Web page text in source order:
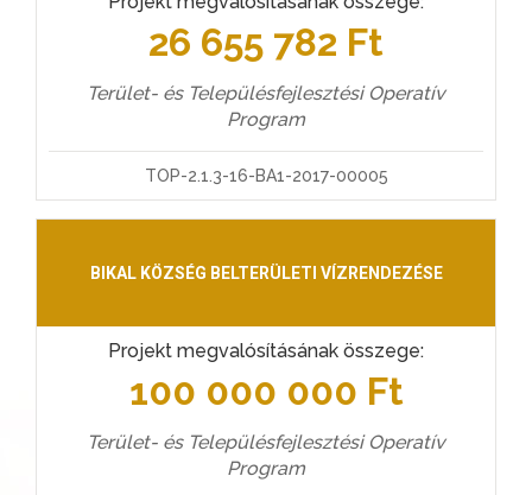
26 655 782 Ft
Terület- és Településfejlesztési Operatív
Program
TOP-2.1.3-16-BA1-2017-00005
BIKAL KÖZSÉG BELTERÜLETI VÍZRENDEZÉSE
Projekt megvalósításának összege:
100 000 000 Ft
Terület- és Településfejlesztési Operatív
Program